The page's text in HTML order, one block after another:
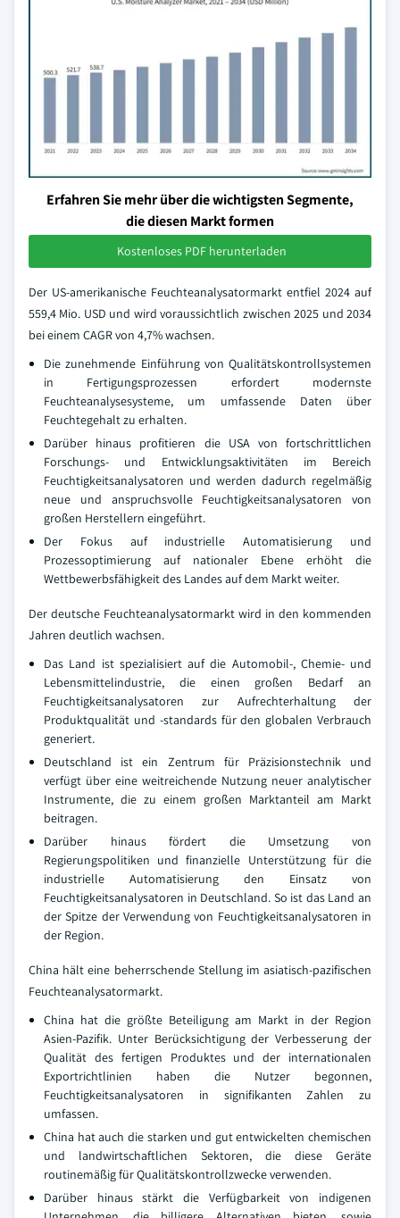
Erfahren Sie mehr über die wichtigsten Segmente,
die diesen Markt formen
Kostenloses PDF herunterladen
Der US-amerikanische Feuchteanalysatormarkt entfiel 2024 auf
559,4 Mio. USD und wird voraussichtlich zwischen 2025 und 2034
bei einem CAGR von 4,7% wachsen.
Die zunehmende Einführung von Qualitätskontrollsystemen
in Fertigungsprozessen erfordert modernste
Feuchteanalysesysteme, um umfassende Daten über
Feuchtegehalt zu erhalten.
Darüber hinaus profitieren die USA von fortschrittlichen
Forschungs- und Entwicklungsaktivitäten im Bereich
Feuchtigkeitsanalysatoren und werden dadurch regelmäßig
neue und anspruchsvolle Feuchtigkeitsanalysatoren von
großen Herstellern eingeführt.
Der Fokus auf industrielle Automatisierung und
Prozessoptimierung auf nationaler Ebene erhöht die
Wettbewerbsfähigkeit des Landes auf dem Markt weiter.
Der deutsche Feuchteanalysatormarkt wird in den kommenden
Jahren deutlich wachsen.
Das Land ist spezialisiert auf die Automobil-, Chemie- und
Lebensmittelindustrie, die einen großen Bedarf an
Feuchtigkeitsanalysatoren zur Aufrechterhaltung der
Produktqualität und -standards für den globalen Verbrauch
generiert.
Deutschland ist ein Zentrum für Präzisionstechnik und
verfügt über eine weitreichende Nutzung neuer analytischer
Instrumente, die zu einem großen Marktanteil am Markt
beitragen.
Darüber hinaus fördert die Umsetzung von
Regierungspolitiken und finanzielle Unterstützung für die
industrielle Automatisierung den Einsatz von
Feuchtigkeitsanalysatoren in Deutschland. So ist das Land an
der Spitze der Verwendung von Feuchtigkeitsanalysatoren in
der Region.
China hält eine beherrschende Stellung im asiatisch-pazifischen
Feuchteanalysatormarkt.
China hat die größte Beteiligung am Markt in der Region
Asien-Pazifik. Unter Berücksichtigung der Verbesserung der
Qualität des fertigen Produktes und der internationalen
Exportrichtlinien haben die Nutzer begonnen,
Feuchtigkeitsanalysatoren in signifikanten Zahlen zu
umfassen.
China hat auch die starken und gut entwickelten chemischen
und landwirtschaftlichen Sektoren, die diese Geräte
routinemäßig für Qualitätskontrollzwecke verwenden.
Darüber hinaus stärkt die Verfügbarkeit von indigenen